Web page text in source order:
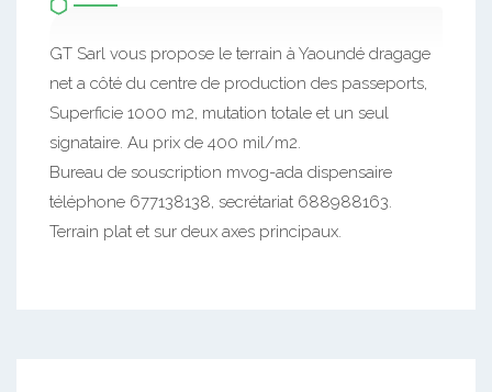
GT Sarl vous propose le terrain à Yaoundé dragage
net a côté du centre de production des passeports,
Superficie 1000 m2, mutation totale et un seul
signataire. Au prix de 400 mil/m2.
Bureau de souscription mvog-ada dispensaire
téléphone 677138138, secrétariat 688988163.
Terrain plat et sur deux axes principaux.